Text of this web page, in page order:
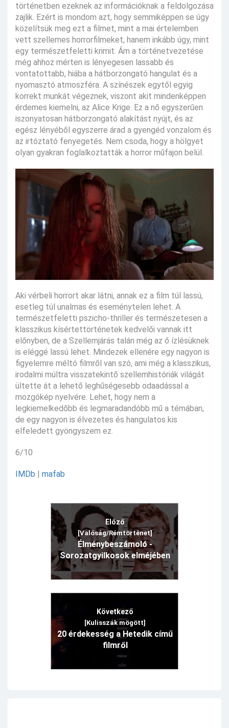
történetben ezeknek az információknak a feldolgozása
zajlik. Ezért is mondom azt, hogy semmiképpen se úgy
közelítsük meg ezt a filmet, mint a mai értelemben
vett szellemes horrorfilmeket, hanem inkább úgy, mint
egy természetfeletti krimit. Ám a történetvezetése
még ahhoz mérten is lényegesen lassabb és
vontatottabb, hiába a hátborzongató hangulat és a
nyomasztó atmoszféra. A színészek egytől egyig
korrekt munkát végeznek, viszont akit mindenképpen
érdemes kiemelni, az Alice Krige. Ez a nő egyszerűen
iszonyatosan hátborzongató alakítást nyújt, és az
egész lényéből egyszerre árad a gyengéd vonzalom és
az irtóztató fenyegetés. Nem csoda, hogy a hölgyet
olyan gyakran foglalkoztatták a horror műfajon belül.
Aki vérbeli horrort akar látni, annak ez a film túl lassú,
esetleg túl unalmas és eseménytelen lehet. A
természetfeletti pszicho-thriller és természetesen a
klasszikus kísértettörténetek kedvelői vannak itt
előnyben, de a Szellemjárás talán még az ő ízlésüknek
is eléggé lassú lehet. Mindezek ellenére egy nagyon is
figyelemre méltó filmről van szó, ami még a klasszikus,
irodalmi múltra visszatekintő szellemhistóriák világát
ültette át a lehető leghűségesebb odaadással a
mozgókép nyelvére. Lehet, hogy nem a
legkiemelkedőbb és legmaradandóbb mű a témában,
de egy nagyon is élvezetes és hangulatos kis
elfeledett gyöngyszem ez.
6/10
IMDb | mafab
Előző
[Valóság/Rémtörténet]
Élménybeszámoló -
Sorozatgyilkosok elméjében
Következő
[Kulisszák mögött]
20 érdekesség a Hetedik című
filmről